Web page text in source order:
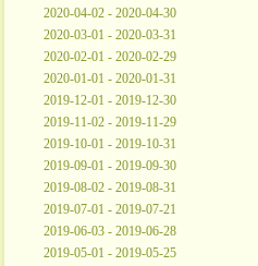
2020-04-02 - 2020-04-30
2020-03-01 - 2020-03-31
2020-02-01 - 2020-02-29
2020-01-01 - 2020-01-31
2019-12-01 - 2019-12-30
2019-11-02 - 2019-11-29
2019-10-01 - 2019-10-31
2019-09-01 - 2019-09-30
2019-08-02 - 2019-08-31
2019-07-01 - 2019-07-21
2019-06-03 - 2019-06-28
2019-05-01 - 2019-05-25